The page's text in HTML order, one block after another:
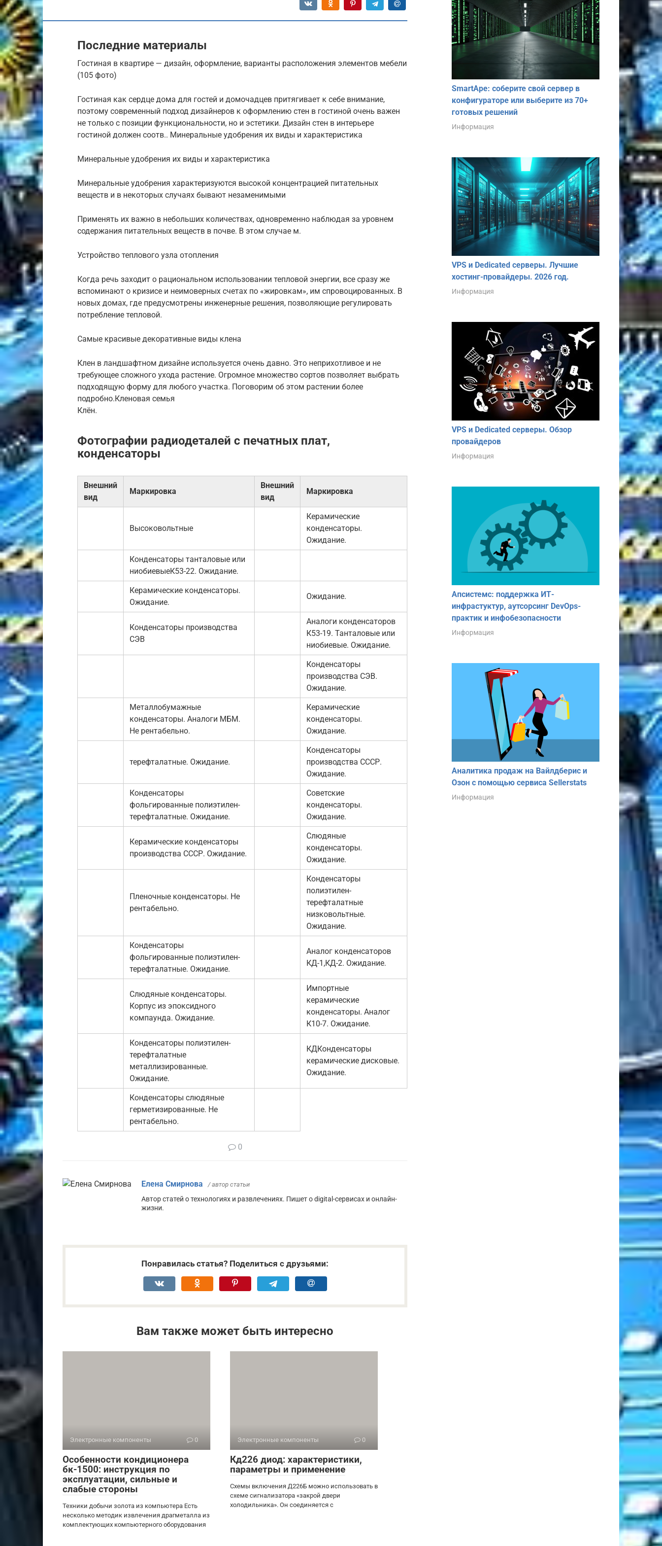
Последние материалы
Гостиная в квартире — дизайн, оформление, варианты расположения элементов мебели
(105 фото)
Гостиная как сердце дома для гостей и домочадцев притягивает к себе внимание,
поэтому современный подход дизайнеров к оформлению стен в гостиной очень важен
не только с позиции функциональности, но и эстетики. Дизайн стен в интерьере
гостиной должен соотв.. Минеральные удобрения их виды и характеристика
Минеральные удобрения их виды и характеристика
Минеральные удобрения характеризуются высокой концентрацией питательных
веществ и в некоторых случаях бывают незаменимыми
Применять их важно в небольших количествах, одновременно наблюдая за уровнем
содержания питательных веществ в почве. В этом случае м.
Устройство теплового узла отопления
Когда речь заходит о рациональном использовании тепловой энергии, все сразу же
вспоминают о кризисе и неимоверных счетах по «жировкам», им спровоцированных. В
новых домах, где предусмотрены инженерные решения, позволяющие регулировать
потребление тепловой.
Самые красивые декоративные виды клена
Клен в ландшафтном дизайне используется очень давно. Это неприхотливое и не
требующее сложного ухода растение. Огромное множество сортов позволяет выбрать
подходящую форму для любого участка. Поговорим об этом растении более
подробно.Кленовая семья
Клён.
Фотографии радиодеталей с печатных плат,
конденсаторы
Внешний
вид
Маркировка
Внешний
вид
Маркировка
Высоковольтные
Керамические
конденсаторы.
Ожидание.
Конденсаторы танталовые или
ниобиевыеК53-22. Ожидание.
Керамические конденсаторы.
Ожидание.
Ожидание.
Конденсаторы производства
СЭВ
Аналоги конденсаторов
К53-19. Танталовые или
ниобиевые. Ожидание.
Конденсаторы
производства СЭВ.
Ожидание.
Металлобумажные
конденсаторы. Аналоги МБМ.
Не рентабельно.
Керамические
конденсаторы.
Ожидание.
терефталатные. Ожидание.
Конденсаторы
производства СССР.
Ожидание.
Конденсаторы
фольгированные полиэтилен-
терефталатные. Ожидание.
Советские
конденсаторы.
Ожидание.
Керамические конденсаторы
производства СССР. Ожидание.
Слюдяные
конденсаторы.
Ожидание.
Пленочные конденсаторы. Не
рентабельно.
Конденсаторы
полиэтилен-
терефталатные
низковольтные.
Ожидание.
Конденсаторы
фольгированные полиэтилен-
терефталатные. Ожидание.
Аналог конденсаторов
КД-1,КД-2. Ожидание.
Слюдяные конденсаторы.
Корпус из эпоксидного
компаунда. Ожидание.
Импортные
керамические
конденсаторы. Аналог
К10-7. Ожидание.
Конденсаторы полиэтилен-
терефталатные
металлизированные.
Ожидание.
КДКонденсаторы
керамические дисковые.
Ожидание.
Конденсаторы слюдяные
герметизированные. Не
рентабельно.
0
Елена Смирнова / автор статьи
Автор статей о технологиях и развлечениях. Пишет о digital-сервисах и онлайн-
жизни.
Понравилась статья? Поделиться с друзьями:
Вам также может быть интересно
Электронные компоненты 0
Особенности кондиционера
бк-1500: инструкция по
эксплуатации, сильные и
слабые стороны
Техники добычи золота из компьютера Есть
несколько методик извлечения драгметалла из
комплектующих компьютерного оборудования
Электронные компоненты 0
Кд226 диод: характеристики,
параметры и применение
Схемы включения Д226Б можно использовать в
схеме сигнализатора «закрой двери
холодильника». Он соединяется с
SmartApe: соберите свой сервер в
конфигураторе или выберите из 70+
готовых решений
Информация
VPS и Dedicated серверы. Лучшие
хостинг-провайдеры. 2026 год.
Информация
VPS и Dedicated серверы. Обзор
провайдеров
Информация
Апсистемс: поддержка ИТ-
инфрастуктур, аутсорсинг DevOps-
практик и инфобезопасности
Информация
Аналитика продаж на Вайлдберис и
Озон с помощью сервиса Sellerstats
Информация